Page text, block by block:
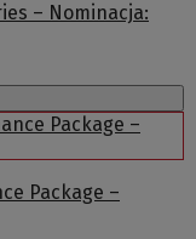
– Nominacja:
Package –